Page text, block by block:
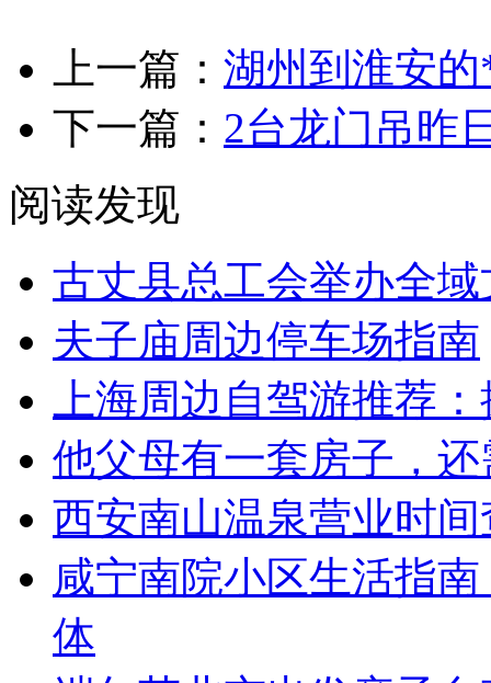
上一篇： 湖州到淮安
下一篇： 2台龙门吊昨
阅读发现
古丈县总工会举办全
夫子庙周边停车场指南
上海周边自驾游推荐
他父母有一套房子，
西安南山温泉营业时间
咸宁南院小区生活指
体